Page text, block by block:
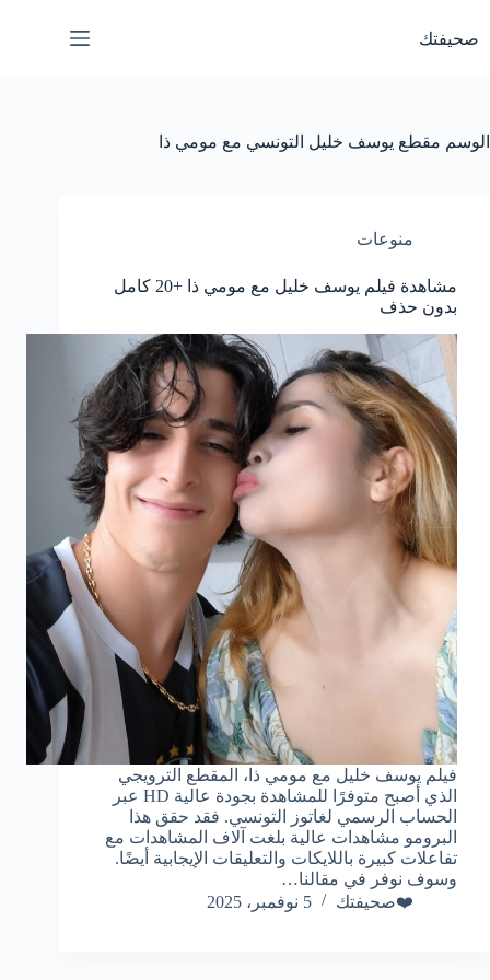
المحتوى
صحيفتك
الوسم مقطع يوسف خليل التونسي مع مومي ذا
منوعات
مشاهدة فيلم يوسف خليل مع مومي ذا +20 كامل
بدون حذف
فيلم يوسف خليل مع مومي ذا، المقطع الترويجي
الذي أصبح متوفرًا للمشاهدة بجودة عالية HD عبر
الحساب الرسمي لغاتوز التونسي. فقد حقق هذا
البرومو مشاهدات عالية بلغت آلاف المشاهدات مع
تفاعلات كبيرة باللايكات والتعليقات الإيجابية أيضًا.
وسوف نوفر في مقالنا…
❤️صحيفتك
5 نوفمبر، 2025